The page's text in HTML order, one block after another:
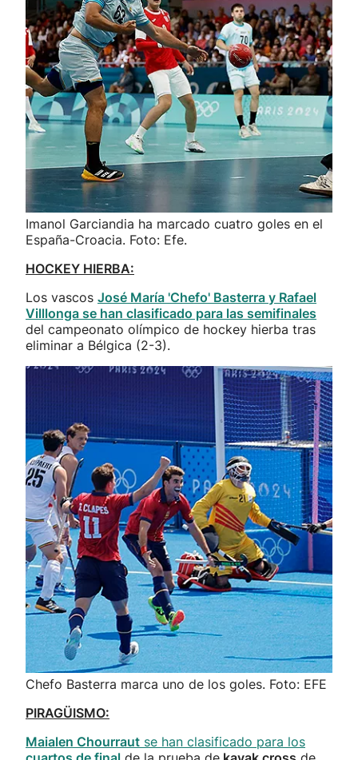
Imanol Garciandia ha marcado cuatro goles en el
España-Croacia. Foto: Efe.
HOCKEY HIERBA:
Los vascos José María 'Chefo' Basterra y Rafael
Villlonga se han clasificado para las semifinales
del campeonato olímpico de hockey hierba tras
eliminar a Bélgica (2-3).
Chefo Basterra marca uno de los goles. Foto: EFE
PIRAGÜISMO:
Maialen Chourraut se han clasificado para los